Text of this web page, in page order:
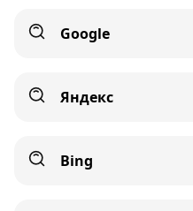
Google
Яндекс
Bing